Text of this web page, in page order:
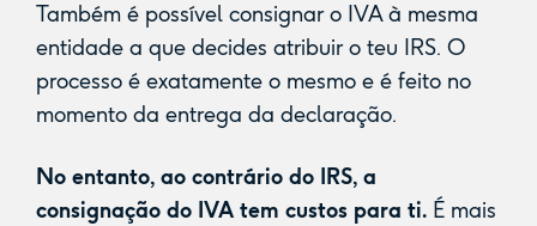
Também é possível consignar o IVA à mesma
entidade a que decides atribuir o teu IRS. O
processo é exatamente o mesmo e é feito no
momento da entrega da declaração.
No entanto, ao contrário do IRS, a
consignação do IVA tem custos para ti.É mais